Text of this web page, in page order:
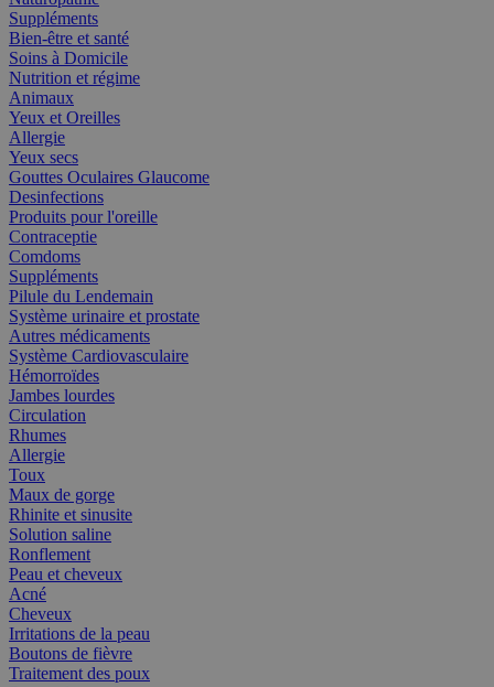
Suppléments
Bien-être et santé
Soins à Domicile
Nutrition et régime
Animaux
Yeux et Oreilles
Allergie
Yeux secs
Gouttes Oculaires Glaucome
Desinfections
Produits pour l'oreille
Contraceptie
Comdoms
Suppléments
Pilule du Lendemain
Système urinaire et prostate
Autres médicaments
Système Cardiovasculaire
Hémorroïdes
Jambes lourdes
Circulation
Rhumes
Allergie
Toux
Maux de gorge
Rhinite et sinusite
Solution saline
Ronflement
Peau et cheveux
Acné
Cheveux
Irritations de la peau
Boutons de fièvre
Traitement des poux